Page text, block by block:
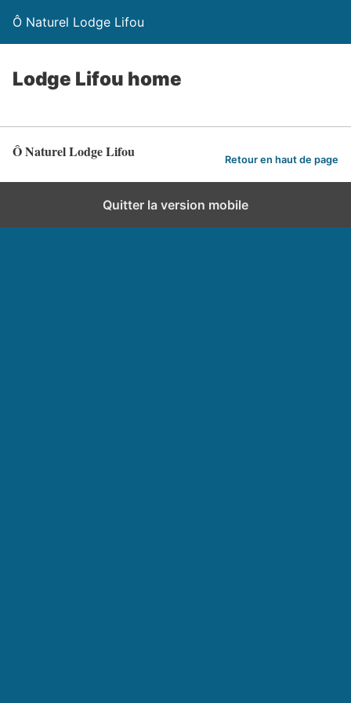
Ô Naturel Lodge Lifou
Lodge Lifou home
Ô Naturel Lodge Lifou Retour en haut de page
Quitter la version mobile